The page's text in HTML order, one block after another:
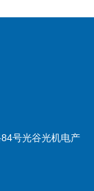
号光谷光机电产